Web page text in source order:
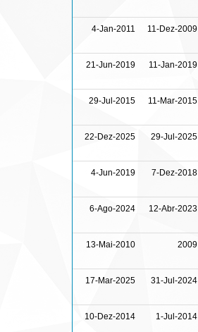
4-Jan-2011 11-Dez-2009
21-Jun-2019 11-Jan-2019
29-Jul-2015 11-Mar-2015
22-Dez-2025 29-Jul-2025
4-Jun-2019 7-Dez-2018
6-Ago-2024 12-Abr-2023
13-Mai-2010 2009
17-Mar-2025 31-Jul-2024
10-Dez-2014 1-Jul-2014